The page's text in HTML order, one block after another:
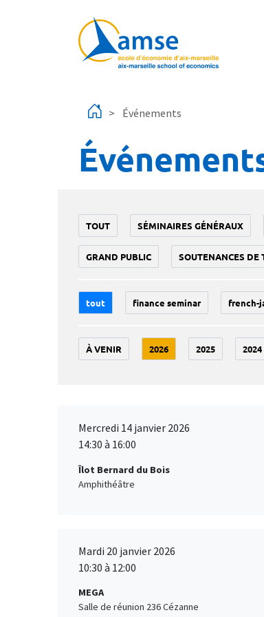
Événements
TOUT SÉMINAIRES GÉNÉRAUX
GRAND PUBLIC SOUTENANCES DE
tout finance seminar french-
À VENIR 2026 2025 2024
Mercredi 14 janvier 2026
14:30 à 16:00
Îlot Bernard du Bois
Amphithéâtre
Mardi 20 janvier 2026
10:30 à 12:00
MEGA
Salle de réunion 236 Cézanne